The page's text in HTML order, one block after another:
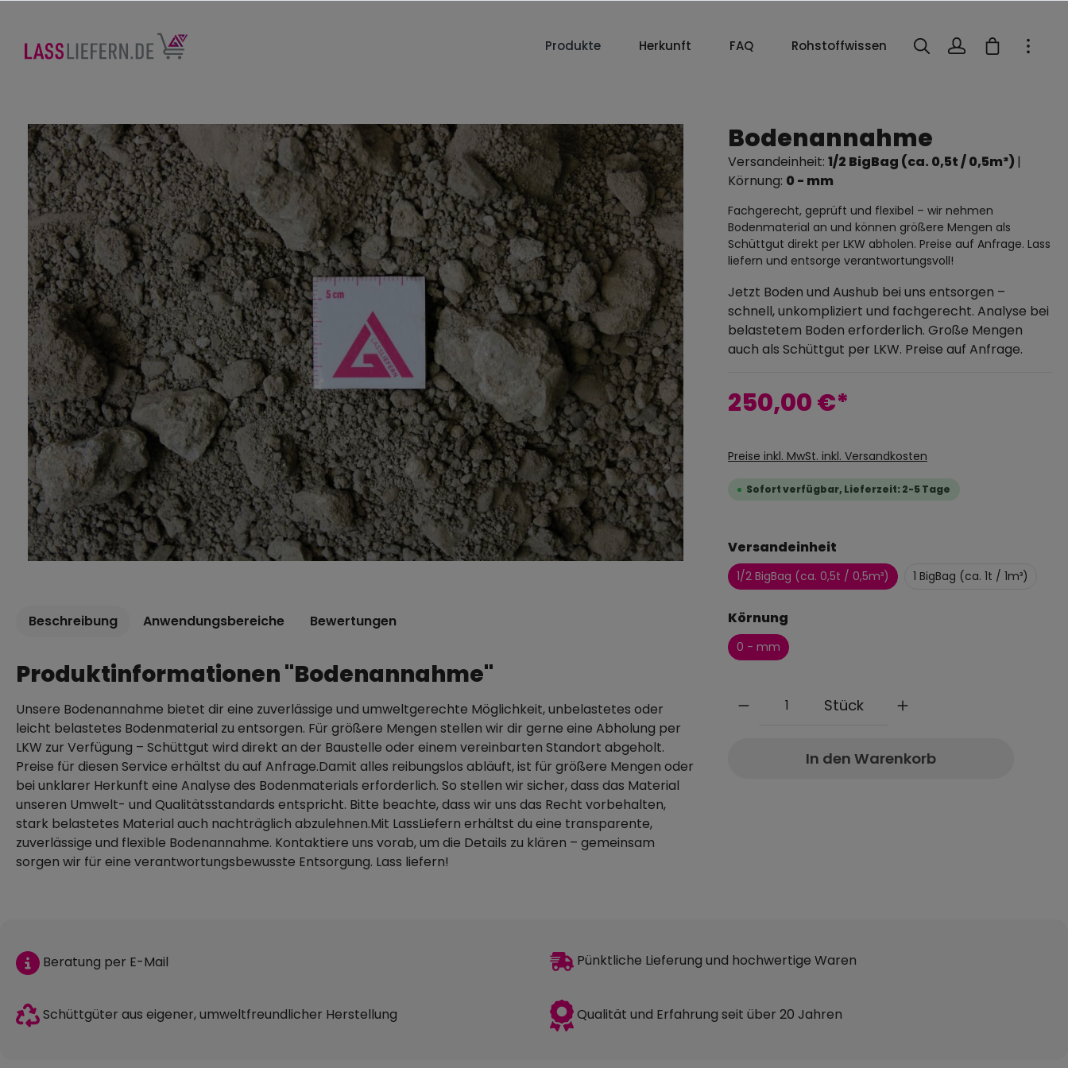
Produkte Herkunft FAQ Rohstoffwissen
Bodenannahme
Versandeinheit: 1/2 BigBag (ca. 0,5t / 0,5m³) |
Körnung: 0 - mm
Fachgerecht, geprüft und flexibel – wir nehmen
Bodenmaterial an und können größere Mengen als
Schüttgut direkt per LKW abholen. Preise auf Anfrage. Lass
liefern und entsorge verantwortungsvoll!
Jetzt Boden und Aushub bei uns entsorgen –
schnell, unkompliziert und fachgerecht. Analyse bei
belastetem Boden erforderlich. Große Mengen
auch als Schüttgut per LKW. Preise auf Anfrage.
250,00 €*
Preise inkl. MwSt. inkl. Versandkosten
Sofort verfügbar, Lieferzeit: 2-5 Tage
Versandeinheit
1/2 BigBag (ca. 0,5t / 0,5m³) 1 BigBag (ca. 1t / 1m³)
Körnung
0 - mm
Stück
In den Warenkorb
Beschreibung Anwendungsbereiche Bewertungen
Produktinformationen "Bodenannahme"
Unsere Bodenannahme bietet dir eine zuverlässige und umweltgerechte Möglichkeit, unbelastetes oder
leicht belastetes Bodenmaterial zu entsorgen. Für größere Mengen stellen wir dir gerne eine Abholung per
LKW zur Verfügung – Schüttgut wird direkt an der Baustelle oder einem vereinbarten Standort abgeholt.
Preise für diesen Service erhältst du auf Anfrage.Damit alles reibungslos abläuft, ist für größere Mengen oder
bei unklarer Herkunft eine Analyse des Bodenmaterials erforderlich. So stellen wir sicher, dass das Material
unseren Umwelt- und Qualitätsstandards entspricht. Bitte beachte, dass wir uns das Recht vorbehalten,
stark belastetes Material auch nachträglich abzulehnen.Mit LassLiefern erhältst du eine transparente,
zuverlässige und flexible Bodenannahme. Kontaktiere uns vorab, um die Details zu klären – gemeinsam
sorgen wir für eine verantwortungsbewusste Entsorgung. Lass liefern!
Beratung per E-Mail
Schüttgüter aus eigener, umweltfreundlicher Herstellung
Pünktliche Lieferung und hochwertige Waren
Qualität und Erfahrung seit über 20 Jahren